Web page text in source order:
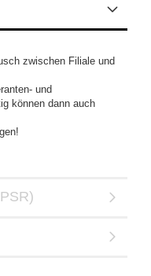
zwischen Filiale und
und
können dann auch